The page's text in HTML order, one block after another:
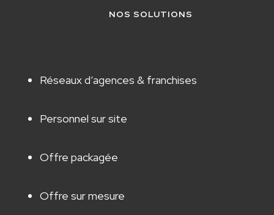
NOS SOLUTIONS
Réseaux d’agences & franchises
Personnel sur site
Offre packagée
Offre sur mesure